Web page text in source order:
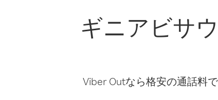
ギニアビサ
Viber Outなら格安の通話料